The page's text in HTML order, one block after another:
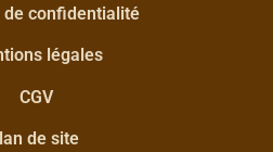
de confidentialité
légales
CGV
de site